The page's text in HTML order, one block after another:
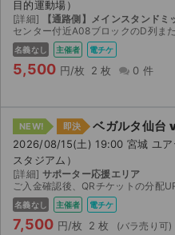
不正転売禁止法について
チケットジャムの取り組み
音楽情報
目的運動場）
[詳細]
【通路側】メインスタンド
センター付近A08ブロックのD列またはE列通路側ペアです。ご入金確認後
名義なし 主催者 電チケ
5,500 円/枚 2 枚 0 件
NEW! 即決 ベガルタ仙台
2026/08/15(土) 19:00 宮城 ユア
スタジアム）
[詳細] サポーター応援エリア
ご入金確認後、QRチケットの分配
名義なし 主催者 電チケ
7,500 円/枚 2 枚